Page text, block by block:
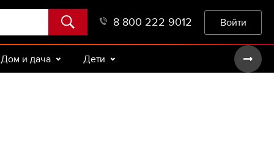
8 800 222 9012 Войти
Дом и дача Дети